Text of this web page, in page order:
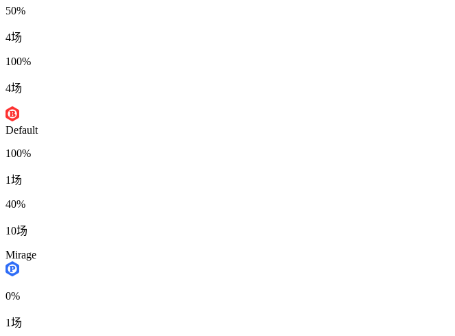
50%
4场
100%
4场
Default
100%
1场
40%
10场
Mirage
0%
1场